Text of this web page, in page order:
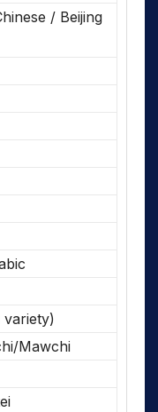
/ Beijing
variety)
Mawchi